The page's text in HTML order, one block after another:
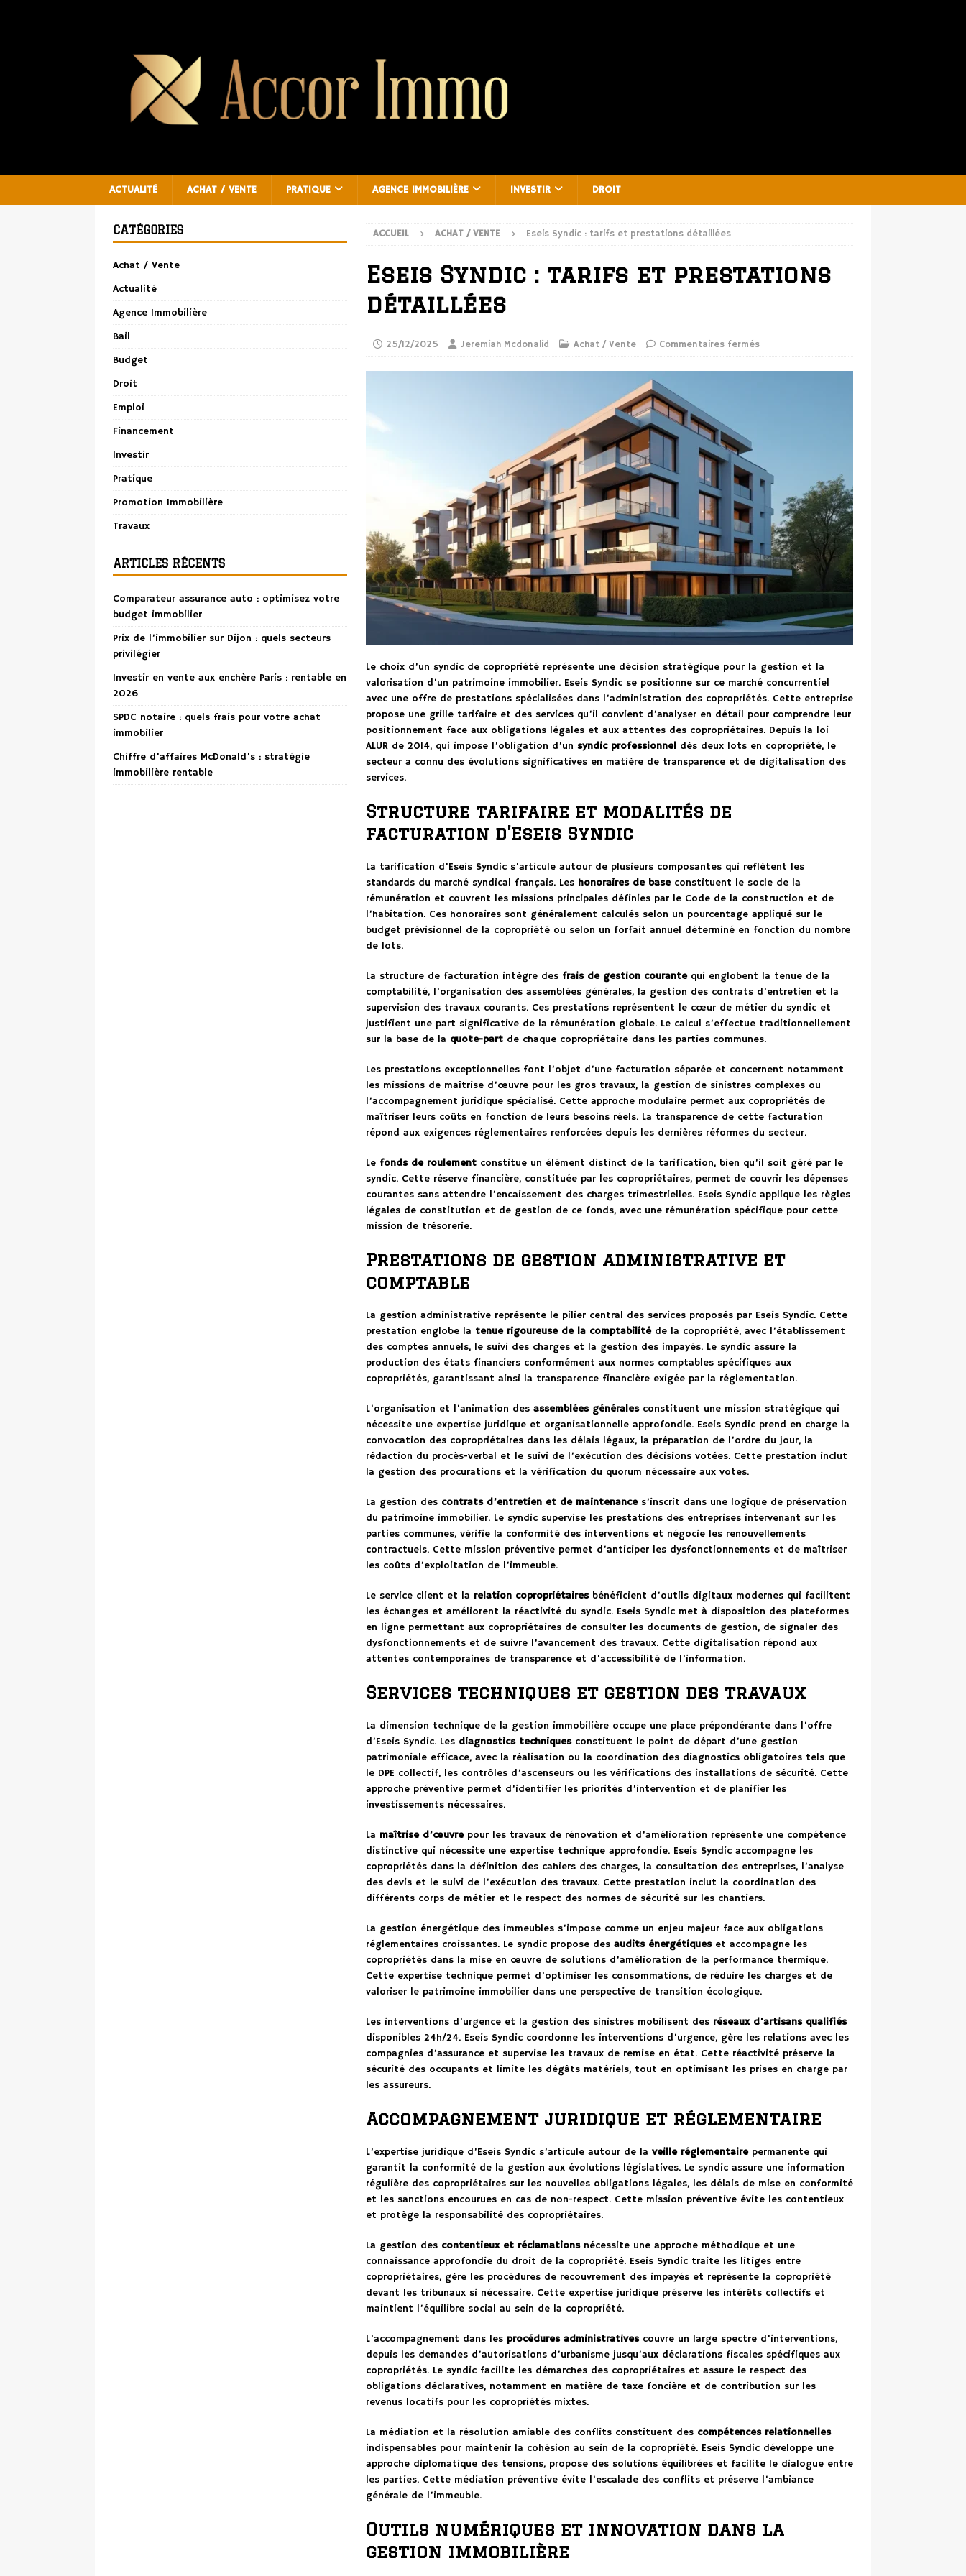
ACTUALITÉ ACHAT / VENTE PRATIQUE AGENCE IMMOBILIÈRE INVESTIR DROIT
ACCUEIL ACHAT / VENTE Eseis Syndic : tarifs et prestations détaillées
Eseis Syndic : tarifs et prestations
détaillées
25/12/2025 Jeremiah Mcdonalid Achat / Vente Commentaires fermés
Le choix d’un syndic de copropriété représente une décision stratégique pour la gestion et la
valorisation d’un patrimoine immobilier. Eseis Syndic se positionne sur ce marché concurrentiel
avec une offre de prestations spécialisées dans l’administration des copropriétés. Cette entreprise
propose une grille tarifaire et des services qu’il convient d’analyser en détail pour comprendre leur
positionnement face aux obligations légales et aux attentes des copropriétaires. Depuis la loi
ALUR de 2014, qui impose l’obligation d’un syndic professionneldès deux lots en copropriété, le
secteur a connu des évolutions significatives en matière de transparence et de digitalisation des
services.
Structure tarifaire et modalités de
facturation d’Eseis Syndic
La tarification d’Eseis Syndic s’articule autour de plusieurs composantes qui reflètent les
standards du marché syndical français. Les honoraires de baseconstituent le socle de la
rémunération et couvrent les missions principales définies par le Code de la construction et de
l’habitation. Ces honoraires sont généralement calculés selon un pourcentage appliqué sur le
budget prévisionnel de la copropriété ou selon un forfait annuel déterminé en fonction du nombre
de lots.
La structure de facturation intègre des frais de gestion courantequi englobent la tenue de la
comptabilité, l’organisation des assemblées générales, la gestion des contrats d’entretien et la
supervision des travaux courants. Ces prestations représentent le cœur de métier du syndic et
justifient une part significative de la rémunération globale. Le calcul s’effectue traditionnellement
sur la base de la quote-partde chaque copropriétaire dans les parties communes.
Les prestations exceptionnelles font l’objet d’une facturation séparée et concernent notamment
les missions de maîtrise d’œuvre pour les gros travaux, la gestion de sinistres complexes ou
l’accompagnement juridique spécialisé. Cette approche modulaire permet aux copropriétés de
maîtriser leurs coûts en fonction de leurs besoins réels. La transparence de cette facturation
répond aux exigences réglementaires renforcées depuis les dernières réformes du secteur.
Le fonds de roulementconstitue un élément distinct de la tarification, bien qu’il soit géré par le
syndic. Cette réserve financière, constituée par les copropriétaires, permet de couvrir les dépenses
courantes sans attendre l’encaissement des charges trimestrielles. Eseis Syndic applique les règles
légales de constitution et de gestion de ce fonds, avec une rémunération spécifique pour cette
mission de trésorerie.
Prestations de gestion administrative et
comptable
La gestion administrative représente le pilier central des services proposés par Eseis Syndic. Cette
prestation englobe la tenue rigoureuse de la comptabilitéde la copropriété, avec l’établissement
des comptes annuels, le suivi des charges et la gestion des impayés. Le syndic assure la
production des états financiers conformément aux normes comptables spécifiques aux
copropriétés, garantissant ainsi la transparence financière exigée par la réglementation.
L’organisation et l’animation des assemblées généralesconstituent une mission stratégique qui
nécessite une expertise juridique et organisationnelle approfondie. Eseis Syndic prend en charge la
convocation des copropriétaires dans les délais légaux, la préparation de l’ordre du jour, la
rédaction du procès-verbal et le suivi de l’exécution des décisions votées. Cette prestation inclut
la gestion des procurations et la vérification du quorum nécessaire aux votes.
La gestion des contrats d’entretien et de maintenances’inscrit dans une logique de préservation
du patrimoine immobilier. Le syndic supervise les prestations des entreprises intervenant sur les
parties communes, vérifie la conformité des interventions et négocie les renouvellements
contractuels. Cette mission préventive permet d’anticiper les dysfonctionnements et de maîtriser
les coûts d’exploitation de l’immeuble.
Le service client et la relation copropriétairesbénéficient d’outils digitaux modernes qui facilitent
les échanges et améliorent la réactivité du syndic. Eseis Syndic met à disposition des plateformes
en ligne permettant aux copropriétaires de consulter les documents de gestion, de signaler des
dysfonctionnements et de suivre l’avancement des travaux. Cette digitalisation répond aux
attentes contemporaines de transparence et d’accessibilité de l’information.
Services techniques et gestion des travaux
La dimension technique de la gestion immobilière occupe une place prépondérante dans l’offre
d’Eseis Syndic. Les diagnostics techniquesconstituent le point de départ d’une gestion
patrimoniale efficace, avec la réalisation ou la coordination des diagnostics obligatoires tels que
le DPE collectif, les contrôles d’ascenseurs ou les vérifications des installations de sécurité. Cette
approche préventive permet d’identifier les priorités d’intervention et de planifier les
investissements nécessaires.
La maîtrise d’œuvrepour les travaux de rénovation et d’amélioration représente une compétence
distinctive qui nécessite une expertise technique approfondie. Eseis Syndic accompagne les
copropriétés dans la définition des cahiers des charges, la consultation des entreprises, l’analyse
des devis et le suivi de l’exécution des travaux. Cette prestation inclut la coordination des
différents corps de métier et le respect des normes de sécurité sur les chantiers.
La gestion énergétique des immeubles s’impose comme un enjeu majeur face aux obligations
réglementaires croissantes. Le syndic propose des audits énergétiqueset accompagne les
copropriétés dans la mise en œuvre de solutions d’amélioration de la performance thermique.
Cette expertise technique permet d’optimiser les consommations, de réduire les charges et de
valoriser le patrimoine immobilier dans une perspective de transition écologique.
Les interventions d’urgence et la gestion des sinistres mobilisent des réseaux d’artisans qualifiés
disponibles 24h/24. Eseis Syndic coordonne les interventions d’urgence, gère les relations avec les
compagnies d’assurance et supervise les travaux de remise en état. Cette réactivité préserve la
sécurité des occupants et limite les dégâts matériels, tout en optimisant les prises en charge par
les assureurs.
Accompagnement juridique et réglementaire
L’expertise juridique d’Eseis Syndic s’articule autour de la veille réglementairepermanente qui
garantit la conformité de la gestion aux évolutions législatives. Le syndic assure une information
régulière des copropriétaires sur les nouvelles obligations légales, les délais de mise en conformité
et les sanctions encourues en cas de non-respect. Cette mission préventive évite les contentieux
et protège la responsabilité des copropriétaires.
La gestion des contentieux et réclamationsnécessite une approche méthodique et une
connaissance approfondie du droit de la copropriété. Eseis Syndic traite les litiges entre
copropriétaires, gère les procédures de recouvrement des impayés et représente la copropriété
devant les tribunaux si nécessaire. Cette expertise juridique préserve les intérêts collectifs et
maintient l’équilibre social au sein de la copropriété.
L’accompagnement dans les procédures administrativescouvre un large spectre d’interventions,
depuis les demandes d’autorisations d’urbanisme jusqu’aux déclarations fiscales spécifiques aux
copropriétés. Le syndic facilite les démarches des copropriétaires et assure le respect des
obligations déclaratives, notamment en matière de taxe foncière et de contribution sur les
revenus locatifs pour les copropriétés mixtes.
La médiation et la résolution amiable des conflits constituent des compétences relationnelles
indispensables pour maintenir la cohésion au sein de la copropriété. Eseis Syndic développe une
approche diplomatique des tensions, propose des solutions équilibrées et facilite le dialogue entre
les parties. Cette médiation préventive évite l’escalade des conflits et préserve l’ambiance
générale de l’immeuble.
Outils numériques et innovation dans la
gestion immobilière
CATÉGORIES
Achat / Vente
Actualité
Agence Immobilière
Bail
Budget
Droit
Emploi
Financement
Investir
Pratique
Promotion Immobilière
Travaux
ARTICLES RÉCENTS
Comparateur assurance auto : optimisez votre
budget immobilier
Prix de l’immobilier sur Dijon : quels secteurs
privilégier
Investir en vente aux enchère Paris : rentable en
2026
SPDC notaire : quels frais pour votre achat
immobilier
Chiffre d’affaires McDonald’s : stratégie
immobilière rentable